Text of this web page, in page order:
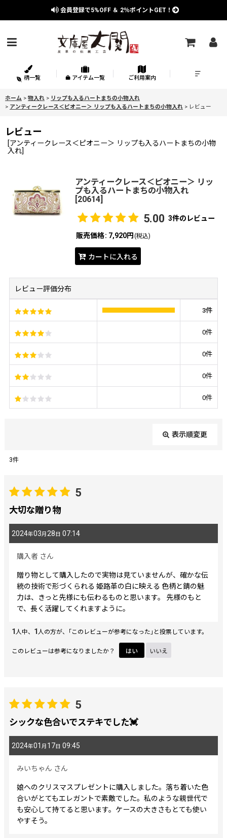
会員登録で5%OFF ＆ 2％ポイントGET！
柄一覧 アイテム一覧 ご利用案内
ホーム > 物入れ > リップも入るハートまちの小物入れ
> アンティークレース＜ピオニー＞ リップも入るハートまちの小物入れ > レビュー
レビュー
[アンティークレース＜ピオニー＞ リップも入るハートまちの小物
入れ]
アンティークレース＜ピオニー＞ リッ
プも入るハートまちの小物入れ
[20614]
5.00 3件のレビュー
販売価格: 7,920円 (税込)
カートに入れる
レビュー評価分布
3件
0件
0件
0件
0件
表示順変更
期間
画像:
星の数
並び順 :
絞り込む
3件
5
大切な贈り物
2024年03月 28 日 07:14
購入者 さん
贈り物として購入したので実物は見ていませんが、確かな伝
統の技術で形づくられる 姫路革の白に映える 色柄と錆の魅
力は、きっと先様にも伝わるものと思います。 先様のもと
で、長く活躍してくれますように。
1人中、 1人の方が、｢このレビューが参考になった｣と投票しています。
このレビューは参考になりましたか？ はい いいえ
5
シックな色合いでステキでした💓
2024年01 月 17 日 09:45
みいちゃん さん
娘へのクリスマスプレゼントに購入しました。落ち着いた色
合いがとてもエレガントで素敵でした。私のような親世代で
も安心して持てると思います。ケースの大きさもとても使い
やすそう。